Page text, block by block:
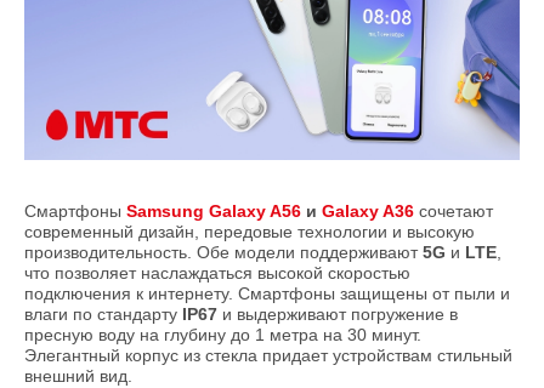
Смартфоны Samsung Galaxy A56 и Galaxy A36 сочетают
современный дизайн, передовые технологии и высокую
производительность. Обе модели поддерживают5G и LTE,
что позволяет наслаждаться высокой скоростью
подключения к интернету. Смартфоны защищены от пыли и
влаги по стандарту IP67 и выдерживают погружение в
пресную воду на глубину до 1 метра на 30 минут.
Элегантный корпус из стекла придает устройствам стильный
внешний вид.